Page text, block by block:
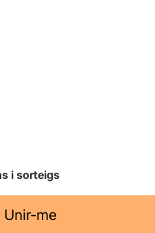
i sorteigs
Unir-me